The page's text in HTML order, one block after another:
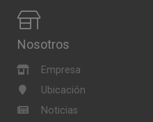
Nosotros
Empresa
Ubicación
Noticias